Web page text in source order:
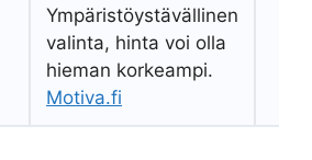
Ympäristöystävällinen
valinta, hinta voi olla
hieman korkeampi.
Motiva.fi